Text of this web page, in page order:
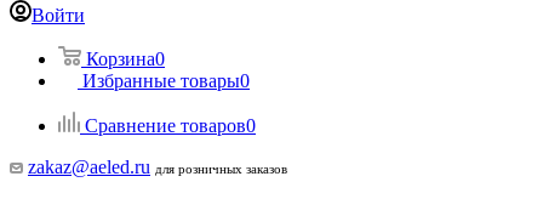
Войти
Корзина0
Избранные товары0
Сравнение товаров0
zakaz@aeled.ru для розничных заказов